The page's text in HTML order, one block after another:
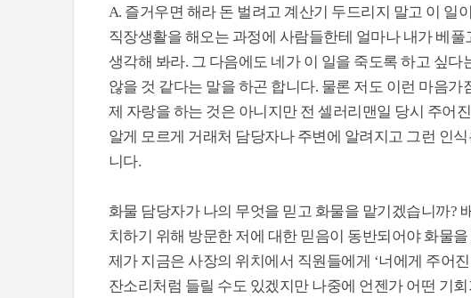
A. 즐거우면 해라 돈 벌려고 계산기 두드리지 말고 이 일
직장생활을 해오는 과정에 사람들한테 얼마나 내가 베
생각해 봐라. 그 다음에도 네가 이 일을 죽도록 하고 싶
않을 것 같다는 말을 하곤 합니다. 물론 저도 이런 마음가
제 자랑을 하는 것은 아니지만 전 셀러리맨일 당시 주어
알게 모르게 거래처 담당자나 주변에 알려지고 그런 인
니다.
화물 담당자가 나의 무엇을 믿고 화물을 맡기겠습니까?
치하기 위해 방문한 저에 대한 믿음이 동반되어야 화물
제가 지금은 사장의 위치에서 직원들에게 ‘너에게 주어
잔소리처럼 들릴 수도 있겠지만 나중에 언젠가 어떤 기